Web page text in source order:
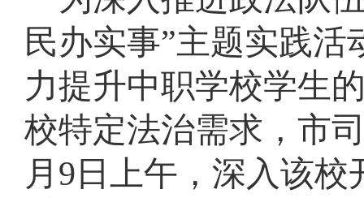
民办实事”主题实践
力提升中职学校学生
校特定法治需求，市
月9日上午，深入该